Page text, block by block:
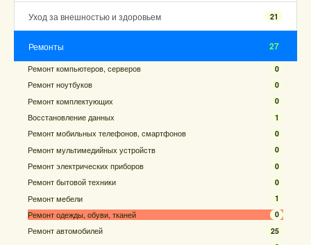
Уход за внешностью и здоровьем 21
Ремонты 27
Ремонт компьютеров, серверов 0
Ремонт ноутбуков 0
Ремонт комплектующих 0
Восстановление данных 1
Ремонт мобильных телефонов, смартфонов 0
Ремонт мультимедийных устройств 0
Ремонт электрических приборов 0
Ремонт бытовой техники 0
Ремонт мебели 1
Ремонт одежды, обуви, тканей 0
Ремонт автомобилей 25